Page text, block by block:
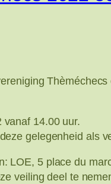
vanaf 14.00 uur.
gelegenheid als
LOE, 5 place du
veiling deel te